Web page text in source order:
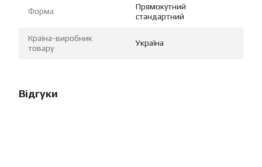
Форма
Прямокутний
стандартний
Країна-виробник
товару
Україна
Відгуки